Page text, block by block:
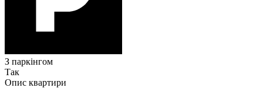
З паркінгом
Так
Опис квартири